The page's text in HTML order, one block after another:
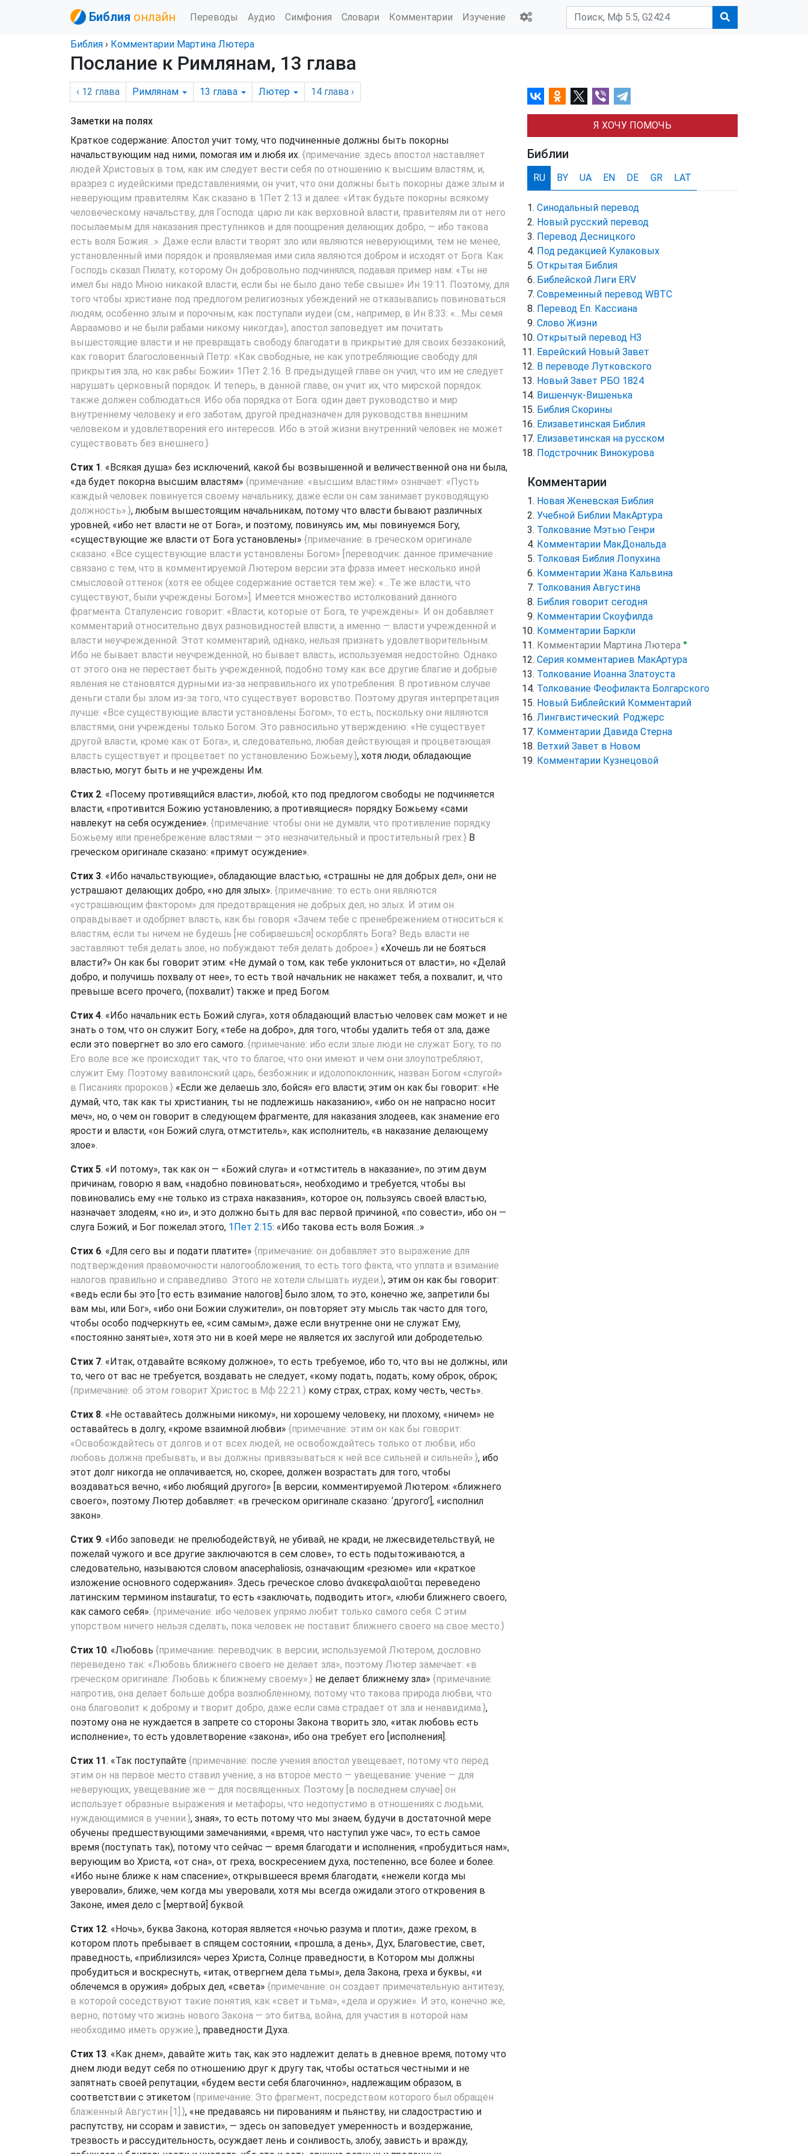
Библия онлайн Переводы Аудио Симфония Словари Комментарии Изучение
Библия › Комментарии Мартина Лютера
Послание к Римлянам, 13 глава
‹ 12 глава Римлянам 13 глава Лютер 14 глава ›
Заметки на полях
Краткое содержание: Апостол учит тому, что подчиненные должны быть покорны
начальствующим над ними, помогая им и любя их. {примечание: здесь апостол наставляет
людей Христовых в том, как им следует вести себя по отношению к высшим властям, и,
вразрез с иудейскими представлениями, он учит, что они должны быть покорны даже злым и
неверующим правителям. Как сказано в 1Пет 2:13 и далее: «Итак будьте покорны всякому
человеческому начальству, для Господа: царю ли как верховной власти, правителям ли от него
посылаемым для наказания преступников и для поощрения делающих добро, — ибо такова
есть воля Божия…». Даже если власти творят зло или являются неверующими, тем не менее,
установленный ими порядок и проявляемая ими сила являются добром и исходят от Бога. Как
Господь сказал Пилату, которому Он добровольно подчинялся, подавая пример нам: «Ты не
имел бы надо Мною никакой власти, если бы не было дано тебе свыше» Ин 19:11 . Поэтому, для
того чтобы христиане под предлогом религиозных убеждений не отказывались повиноваться
людям, особенно злым и порочным, как поступали иудеи (см., например, в Ин 8:33: «…Мы семя
Авраамово и не были рабами никому никогда»), апостол заповедует им почитать
вышестоящие власти и не превращать свободу благодати в прикрытие для своих беззаконий,
как говорит благословенный Петр: «Как свободные, не как употребляющие свободу для
прикрытия зла, но как рабы Божии» 1Пет 2:16. В предыдущей главе он учил, что им не следует
нарушать церковный порядок. И теперь, в данной главе, он учит их, что мирской порядок
также должен соблюдаться. Ибо оба порядка от Бога: один дает руководство и мир
внутреннему человеку и его заботам, другой предназначен для руководства внешним
человеком и удовлетворения его интересов. Ибо в этой жизни внутренний человек не может
существовать без внешнего.}
Стих 1. «Всякая душа» без исключений, какой бы возвышенной и величественной она ни была,
«да будет покорна высшим властям» {примечание: «высшим властям» означает: «Пусть
каждый человек повинуется своему начальнику, даже если он сам занимает руководящую
должность».}, любым вышестоящим начальникам, потому что власти бывают различных
уровней, «ибо нет власти не от Бога», и поэтому, повинуясь им, мы повинуемся Богу,
«существующие же власти от Бога установлены» {примечание: в греческом оригинале
сказано: «Все существующие власти установлены Богом» [переводчик: данное примечание
связано с тем, что в комментируемой Лютером версии эта фраза имеет несколько иной
смысловой оттенок (хотя ее общее содержание остается тем же): «…Те же власти, что
существуют, были учреждены Богом»]. Имеется множество истолкований данного
фрагмента. Стапуленсис говорит: «Власти, которые от Бога, те учреждены». И он добавляет
комментарий относительно двух разновидностей власти, а именно — власти учрежденной и
власти неучрежденной. Этот комментарий, однако, нельзя признать удовлетворительным.
Ибо не бывает власти неучрежденной, но бывает власть, используемая недостойно. Однако
от этого она не перестает быть учрежденной, подобно тому как все другие благие и добрые
явления не становятся дурными из-за неправильного их употребления. В противном случае
деньги стали бы злом из-за того, что существует воровство. Поэтому другая интерпретация
лучше: «Все существующие власти установлены Богом», то есть, поскольку они являются
властями, они учреждены только Богом. Это равносильно утверждению: «Не существует
другой власти, кроме как от Бога», и, следовательно, любая действующая и процветающая
власть существует и процветает по установлению Божьему.}, хотя люди, обладающие
властью, могут быть и не учреждены Им.
Стих 2. «Посему противящийся власти», любой, кто под предлогом свободы не подчиняется
власти, «противится Божию установлению; а противящиеся» порядку Божьему «сами
навлекут на себя осуждение». {примечание: чтобы они не думали, что противление порядку
Божьему или пренебрежение властями — это незначительный и простительный грех.} В
греческом оригинале сказано: «примут осуждение».
Стих 3. «Ибо начальствующие», обладающие властью, «страшны не для добрых дел», они не
устрашают делающих добро, «но для злых». {примечание: то есть они являются
«устрашающим фактором» для предотвращения не добрых дел, но злых. И этим он
оправдывает и одобряет власть, как бы говоря: «Зачем тебе с пренебрежением относиться к
властям, если ты ничем не будешь [не собираешься] оскорблять Бога? Ведь власти не
заставляют тебя делать злое, но побуждают тебя делать доброе».} «Хочешь ли не бояться
власти?» Он как бы говорит этим: «Не думай о том, как тебе уклониться от власти», но «Делай
добро, и получишь похвалу от нее», то есть твой начальник не накажет тебя, а похвалит, и, что
превыше всего прочего, (похвалит) также и пред Богом.
Стих 4. «Ибо начальник есть Божий слуга», хотя обладающий властью человек сам может и не
знать о том, что он служит Богу, «тебе на добро», для того, чтобы удалить тебя от зла, даже
если это повергнет во зло его самого. {примечание: ибо если злые люди не служат Богу, то по
Его воле все же происходит так, что то благое, что они имеют и чем они злоупотребляют,
служит Ему. Поэтому вавилонский царь, безбожник и идолопоклонник, назван Богом «слугой»
в Писаниях пророков.} «Если же делаешь зло, бойся» его власти; этим он как бы говорит: «Не
думай, что, так как ты христианин, ты не подлежишь наказанию», «ибо он не напрасно носит
меч», но, о чем он говорит в следующем фрагменте, для наказания злодеев, как знамение его
ярости и власти, «он Божий слуга, отмститель», как исполнитель, «в наказание делающему
злое».
Стих 5. «И потому», так как он — «Божий слуга» и «отмститель в наказание», по этим двум
причинам, говорю я вам, «надобно повиноваться», необходимо и требуется, чтобы вы
повиновались ему «не только из страха наказания», которое он, пользуясь своей властью,
назначает злодеям, «но и», и это должно быть для вас первой причиной, «по совести», ибо он —
слуга Божий, и Бог пожелал этого, 1Пет 2:15: «Ибо такова есть воля Божия…»
Стих 6. «Для сего вы и подати платите» {примечание: он добавляет это выражение для
подтверждения правомочности налогообложения, то есть того факта, что уплата и взимание
налогов правильно и справедливо. Этого не хотели слышать иудеи.}, этим он как бы говорит:
«ведь если бы это [то есть взимание налогов] было злом, то это, конечно же, запретили бы
вам мы, или Бог», «ибо они Божии служители», он повторяет эту мысль так часто для того,
чтобы особо подчеркнуть ее, «сим самым», даже если внутренне они не служат Ему,
«постоянно занятые», хотя это ни в коей мере не является их заслугой или добродетелью.
Стих 7. «Итак, отдавайте всякому должное», то есть требуемое, ибо то, что вы не должны, или
то, чего от вас не требуется, воздавать не следует, «кому подать, подать; кому оброк, оброк;
{примечание: об этом говорит Христос в Мф 22:21 .} кому страх, страх; кому честь, честь».
Стих 8. «Не оставайтесь должными никому», ни хорошему человеку, ни плохому, «ничем» не
оставайтесь в долгу, «кроме взаимной любви» {примечание: этим он как бы говорит:
«Освобождайтесь от долгов и от всех людей, не освобождайтесь только от любви, ибо
любовь должна пребывать, и вы должны привязываться к ней все сильней и сильней».}, ибо
этот долг никогда не оплачивается, но, скорее, должен возрастать для того, чтобы
воздаваться вечно, «ибо любящий другого» [в версии, комментируемой Лютером: «ближнего
своего», поэтому Лютер добавляет: «в греческом оригинале сказано: ‘другого’], «исполнил
закон».
Стих 9. «Ибо заповеди: не прелюбодействуй, не убивай, не кради, не лжесвидетельствуй, не
пожелай чужого и все другие заключаются в сем слове», то есть подытоживаются, а
следовательно, называются словом anacephaliosis, означающим «резюме» или «краткое
изложение основного содержания». Здесь греческое слово ἀνακεφαλαιοῦται переведено
латинским термином instauratur, то есть «заключать, подводить итог», «люби ближнего своего,
как самого себя». {примечание: ибо человек упрямо любит только самого себя. С этим
упорством ничего нельзя сделать, пока человек не поставит ближнего своего на свое место.}
Стих 10. «Любовь {примечание: переводчик: в версии, используемой Лютером, дословно
переведено так: «Любовь ближнего своего не делает зла», поэтому Лютер замечает: «в
греческом оригинале: Любовь к ближнему своему».} не делает ближнему зла» {примечание:
напротив, она делает больше добра возлюбленному, потому что такова природа любви, что
она благоволит к доброму и творит добро, даже если сама страдает от зла и ненавидима.},
поэтому она не нуждается в запрете со стороны Закона творить зло, «итак любовь есть
исполнение», то есть удовлетворение «закона», ибо она требует его [исполнения].
Стих 11. «Так поступайте {примечание: после учения апостол увещевает, потому что перед
этим он на первое место ставил учение, а на второе место — увещевание: учение — для
неверующих, увещевание же — для посвященных. Поэтому [в последнем случае] он
использует образные выражения и метафоры, что недопустимо в отношениях с людьми,
нуждающимися в учении.}, зная», то есть потому что мы знаем, будучи в достаточной мере
обучены предшествующими замечаниями, «время, что наступил уже час», то есть самое
время (поступать так), потому что сейчас — время благодати и исполнения, «пробудиться нам»,
верующим во Христа, «от сна», от греха, воскресением духа, постепенно, все более и более.
«Ибо ныне ближе к нам спасение», открывшееся время благодати, «нежели когда мы
уверовали», ближе, чем когда мы уверовали, хотя мы всегда ожидали этого откровения в
Законе, имея дело с [мертвой] буквой.
Стих 12. «Ночь», буква Закона, которая является «ночью разума и плоти», даже грехом, в
котором плоть пребывает в спящем состоянии, «прошла, а день», Дух, Благовестие, свет,
праведность, «приблизился» через Христа, Солнце праведности, в Котором мы должны
пробудиться и воскреснуть, «итак, отвергнем дела тьмы», дела Закона, греха и буквы, «и
облечемся в оружия» добрых дел, «света» {примечание: он создает примечательную антитезу,
в которой соседствуют такие понятия, как «свет и тьма», «дела и оружие». И это, конечно же,
верно, потому что жизнь нового Закона — это битва, война, для участия в которой нам
необходимо иметь оружие.}, праведности Духа.
Стих 13. «Как днем», давайте жить так, как это надлежит делать в дневное время, потому что
днем люди ведут себя по отношению друг к другу так, чтобы остаться честными и не
запятнать своей репутации, «будем вести себя благочинно», надлежащим образом, в
соответствии с этикетом {примечание: Это фрагмент, посредством которого был обращен
блаженный Августин [1].}, «не предаваясь ни пированиям и пьянству, ни сладострастию и
распутству, ни ссорам и зависти», — здесь он заповедует умеренность и воздержание,
трезвость и рассудительность, осуждает лень и сонливость, злобу, зависть и вражду,
Я ХОЧУ ПОМОЧЬ
Библии
RU BY UA EN DE GR LAT
Синодальный перевод
Новый русский перевод
Перевод Десницкого
Под редакцией Кулаковых
Открытая Библия
Библейской Лиги ERV
Cовременный перевод WBTC
Перевод Еп. Кассиана
Слово Жизни
Открытый перевод НЗ
Еврейский Новый Завет
В переводе Лутковского
Новый Завет РБО 1824
Вишенчук-Вишенька
Библия Скорины
Елизаветинская Библия
Елизаветинская на русском
Подстрочник Винокурова
Комментарии
Новая Женевская Библия
Учебной Библии МакАртура
Толкование Мэтью Генри
Комментарии МакДональда
Толковая Библия Лопухина
Комментарии Жана Кальвина
Толкования Августина
Библия говорит сегодня
Комментарии Скоуфилда
Комментарии Баркли
Комментарии Мартина Лютера ●
Серия комментариев МакАртура
Толкование Иоанна Златоуста
Толкование Феофилакта Болгарского
Новый Библейский Комментарий
Лингвистический. Роджерс
Комментарии Давида Стерна
Ветхий Завет в Новом
Комментарии Кузнецовой